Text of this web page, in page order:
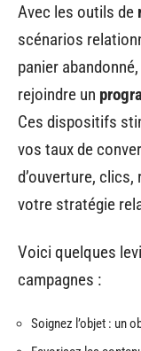
Avec les outils de
scénarios
panier
rejoindre un
Ces dispositifs
vos taux de
d’ouverture,
votre stratégie
Voici quelques
campagnes :
Soignez l’objet : un